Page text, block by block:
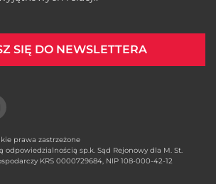
SIĘ DO NEWSLETTERA
prawa zastrzeżone
odpowiedzialnością sp.k. Sąd Rejonowy dla M. St.
KRS 0000729684, NIP 108-000-42-12